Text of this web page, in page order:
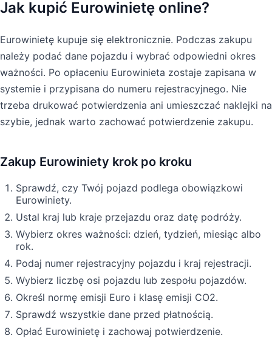
Jak kupić Eurowinietę online?
Eurowinietę kupuje się elektronicznie. Podczas zakupu
należy podać dane pojazdu i wybrać odpowiedni okres
ważności. Po opłaceniu Eurowinieta zostaje zapisana w
systemie i przypisana do numeru rejestracyjnego. Nie
trzeba drukować potwierdzenia ani umieszczać naklejki na
szybie, jednak warto zachować potwierdzenie zakupu.
Zakup Eurowiniety krok po kroku
Sprawdź, czy Twój pojazd podlega obowiązkowi
Eurowiniety.
Ustal kraj lub kraje przejazdu oraz datę podróży.
Wybierz okres ważności: dzień, tydzień, miesiąc albo
rok.
Podaj numer rejestracyjny pojazdu i kraj rejestracji.
Wybierz liczbę osi pojazdu lub zespołu pojazdów.
Określ normę emisji Euro i klasę emisji CO2.
Sprawdź wszystkie dane przed płatnością.
Opłać Eurowinietę i zachowaj potwierdzenie.